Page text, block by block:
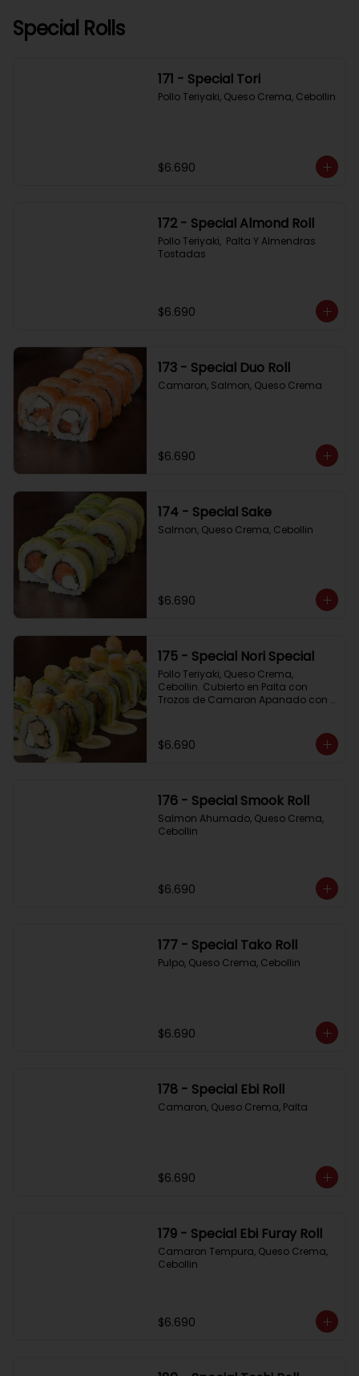
Special Rolls
171 - Special Tori
Pollo Teriyaki, Queso Crema, Cebollin
$6.690
172 - Special Almond Roll
Pollo Teriyaki,  Palta Y Almendras
Tostadas
$6.690
173 - Special Duo Roll
Camaron, Salmon, Queso Crema
$6.690
174 - Special Sake
Salmon, Queso Crema, Cebollin
$6.690
175 - Special Nori Special
Pollo Teriyaki, Queso Crema,
Cebollin. Cubierto en Palta con
Trozos de Camaron Apanado con
$6.690
176 - Special Smook Roll
Salmon Ahumado, Queso Crema,
Cebollin
$6.690
177 - Special Tako Roll
Pulpo, Queso Crema, Cebollin
$6.690
178 - Special Ebi Roll
Camaron, Queso Crema, Palta
$6.690
179 - Special Ebi Furay Roll
Camaron Tempura, Queso Crema,
Cebollin
$6.690